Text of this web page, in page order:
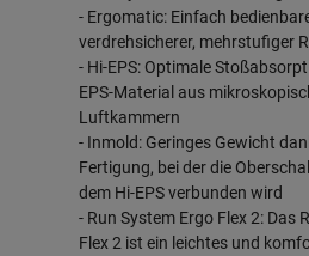
- Ergomatic: Einfach
verdrehsicherer, mehrstufiger
- Hi-EPS: Optimale
EPS-Material aus
Luftkammern
- Inmold: Geringes Gewicht
Fertigung, bei der die
dem Hi-EPS verbunden wird
- Run System Ergo Flex 2: Das
Flex 2 ist ein leichtes und